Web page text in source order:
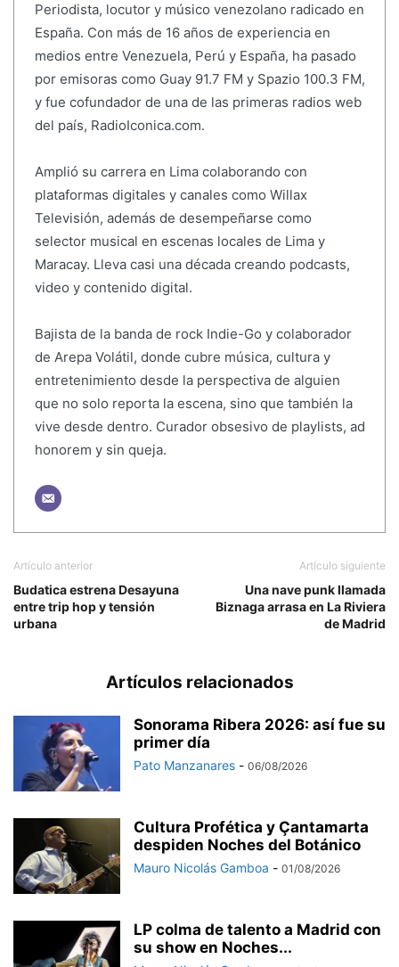
Periodista, locutor y músico venezolano radicado en
España. Con más de 16 años de experiencia en
medios entre Venezuela, Perú y España, ha pasado
por emisoras como Guay 91.7 FM y Spazio 100.3 FM,
y fue cofundador de una de las primeras radios web
del país, RadioIconica.com.
Amplió su carrera en Lima colaborando con
plataformas digitales y canales como Willax
Televisión, además de desempeñarse como
selector musical en escenas locales de Lima y
Maracay. Lleva casi una década creando podcasts,
video y contenido digital.
Bajista de la banda de rock Indie-Go y colaborador
de Arepa Volátil, donde cubre música, cultura y
entretenimiento desde la perspectiva de alguien
que no solo reporta la escena, sino que también la
vive desde dentro. Curador obsesivo de playlists, ad
honorem y sin queja.
Artículo anterior
Budatica estrena Desayuna
entre trip hop y tensión
urbana
Artículo siguiente
Una nave punk llamada
Biznaga arrasa en La Riviera
de Madrid
Artículos relacionados
Sonorama Ribera 2026: así fue su
primer día
Pato Manzanares - 06/08/2026
Cultura Profética y Çantamarta
despiden Noches del Botánico
Mauro Nicolás Gamboa - 01/08/2026
LP colma de talento a Madrid con
su show en Noches...